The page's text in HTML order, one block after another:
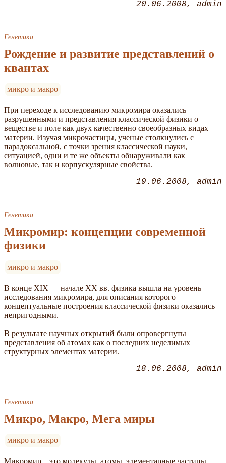
20.06.2008 admin
Генетика
Рождение и развитие представлений о
квантах
микро и макро
При переходе к исследованию микромира оказались
разрушенными и представления классической физики о
веществе и поле как двух качественно своеобразных видах
материи. Изучая микрочастицы, ученые столкнулись с
парадоксальной, с точки зрения классической науки,
ситуацией, одни и те же объекты обнаруживали как
волновые, так и корпускулярные свойства.
19.06.2008 admin
Генетика
Микромир: концепции современной
физики
микро и макро
В конце XIX — начале XX вв. физика вышла на уровень
исследования микромира, для описания которого
концептуальные построения классической физики оказались
непригодными.
В результате научных открытий были опровергнуты
представления об атомах как о последних неделимых
структурных элементах материи.
18.06.2008 admin
Генетика
Микро, Макро, Мега миры
микро и макро